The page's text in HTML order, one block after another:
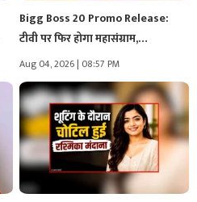
Bigg Boss 20 Promo Release:
टीवी पर फिर होगा महासंग्राम,…
Aug 04, 2026 | 08:57 PM